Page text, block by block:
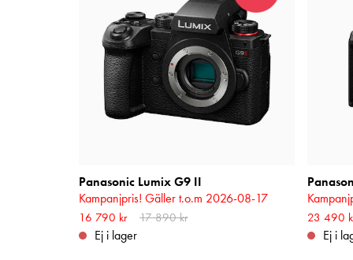
Panasonic Lumix G9 II
Kampanjpris! Gäller t.o.m 2026-08-17
Nuvarande pris:16 790 kr
17 890 kr
16 790 kr 17 890 kr
Ej i lager
24 590
23 490
Ej i